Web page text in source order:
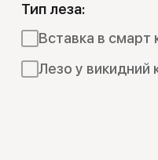
Тип леза:
Вставка в смарт
Лезо у викидний